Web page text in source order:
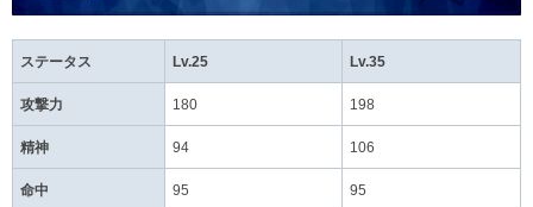
ステータス Lv.25 Lv.35
攻撃力 180 198
精神 94 106
命中 95 95